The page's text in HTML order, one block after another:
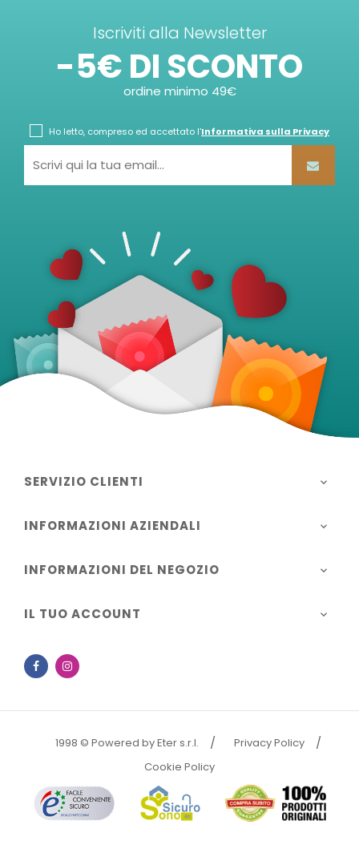
Iscriviti alla Newsletter
-5€ DI SCONTO
ordine minimo 49€
Ho letto, compreso ed accettato l'Informativa sulla Privacy
SERVIZIO CLIENTI 
INFORMAZIONI AZIENDALI 
INFORMAZIONI DEL NEGOZIO 
IL TUO ACCOUNT 
Facebook
1998 © Powered by Eter s.r.l.
Privacy Policy
Cookie Policy